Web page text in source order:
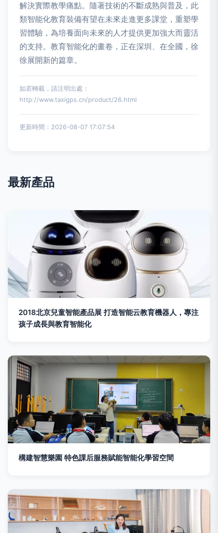
解決實際教學痛點。隨著技術的不斷成熟與普及，此
類智能化教育裝備有望在未來走進更多課堂，重塑學
習體驗，為培養面向未來的人才提供更加強大而靈活
的支持。教育智能化的畫卷，正在深圳、在全國，徐
徐展開新的篇章。
如若轉載，請注明出處：
http://www.taxigps.cn/product/26.html
更新時間：2026-08-07 17:07:54
最新產品
2018北京兒童智能產品展 打造智能云教育機器人，專注
孩子成長與教育智能化
構建智慧樂園 特色課后服務賦能智能化學習空間